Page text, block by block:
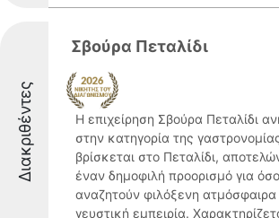
Διακριθέντες
Σβούρα Πεταλίδι
Η επιχείρηση Σβούρα Πεταλίδι
στην κατηγορία της
βρίσκεται στο Πεταλίδι,
έναν δημοφιλή προορισμό για
αναζητούν φιλόξενη ατμόσφαιρα
γευστική εμπειρία.